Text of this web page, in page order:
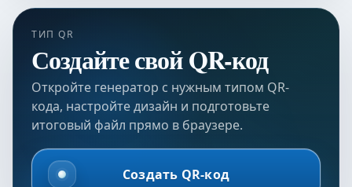
ТИП QR
Создайте свой QR-код
Откройте генератор с нужным типом QR-
кода, настройте дизайн и подготовьте
итоговый файл прямо в браузере.
Создать QR-код